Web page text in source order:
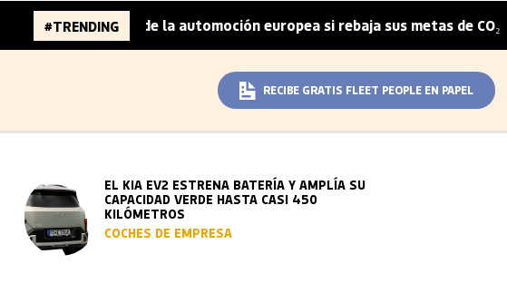
#TRENDING
de la automoción europea si rebaja sus metas de CO₂ | La
RECIBE GRATIS FLEET PEOPLE EN PAPEL
EL KIA EV2 ESTRENA BATERÍA Y AMPLÍA SU
CAPACIDAD VERDE HASTA CASI 450
KILÓMETROS
COCHES DE EMPRESA